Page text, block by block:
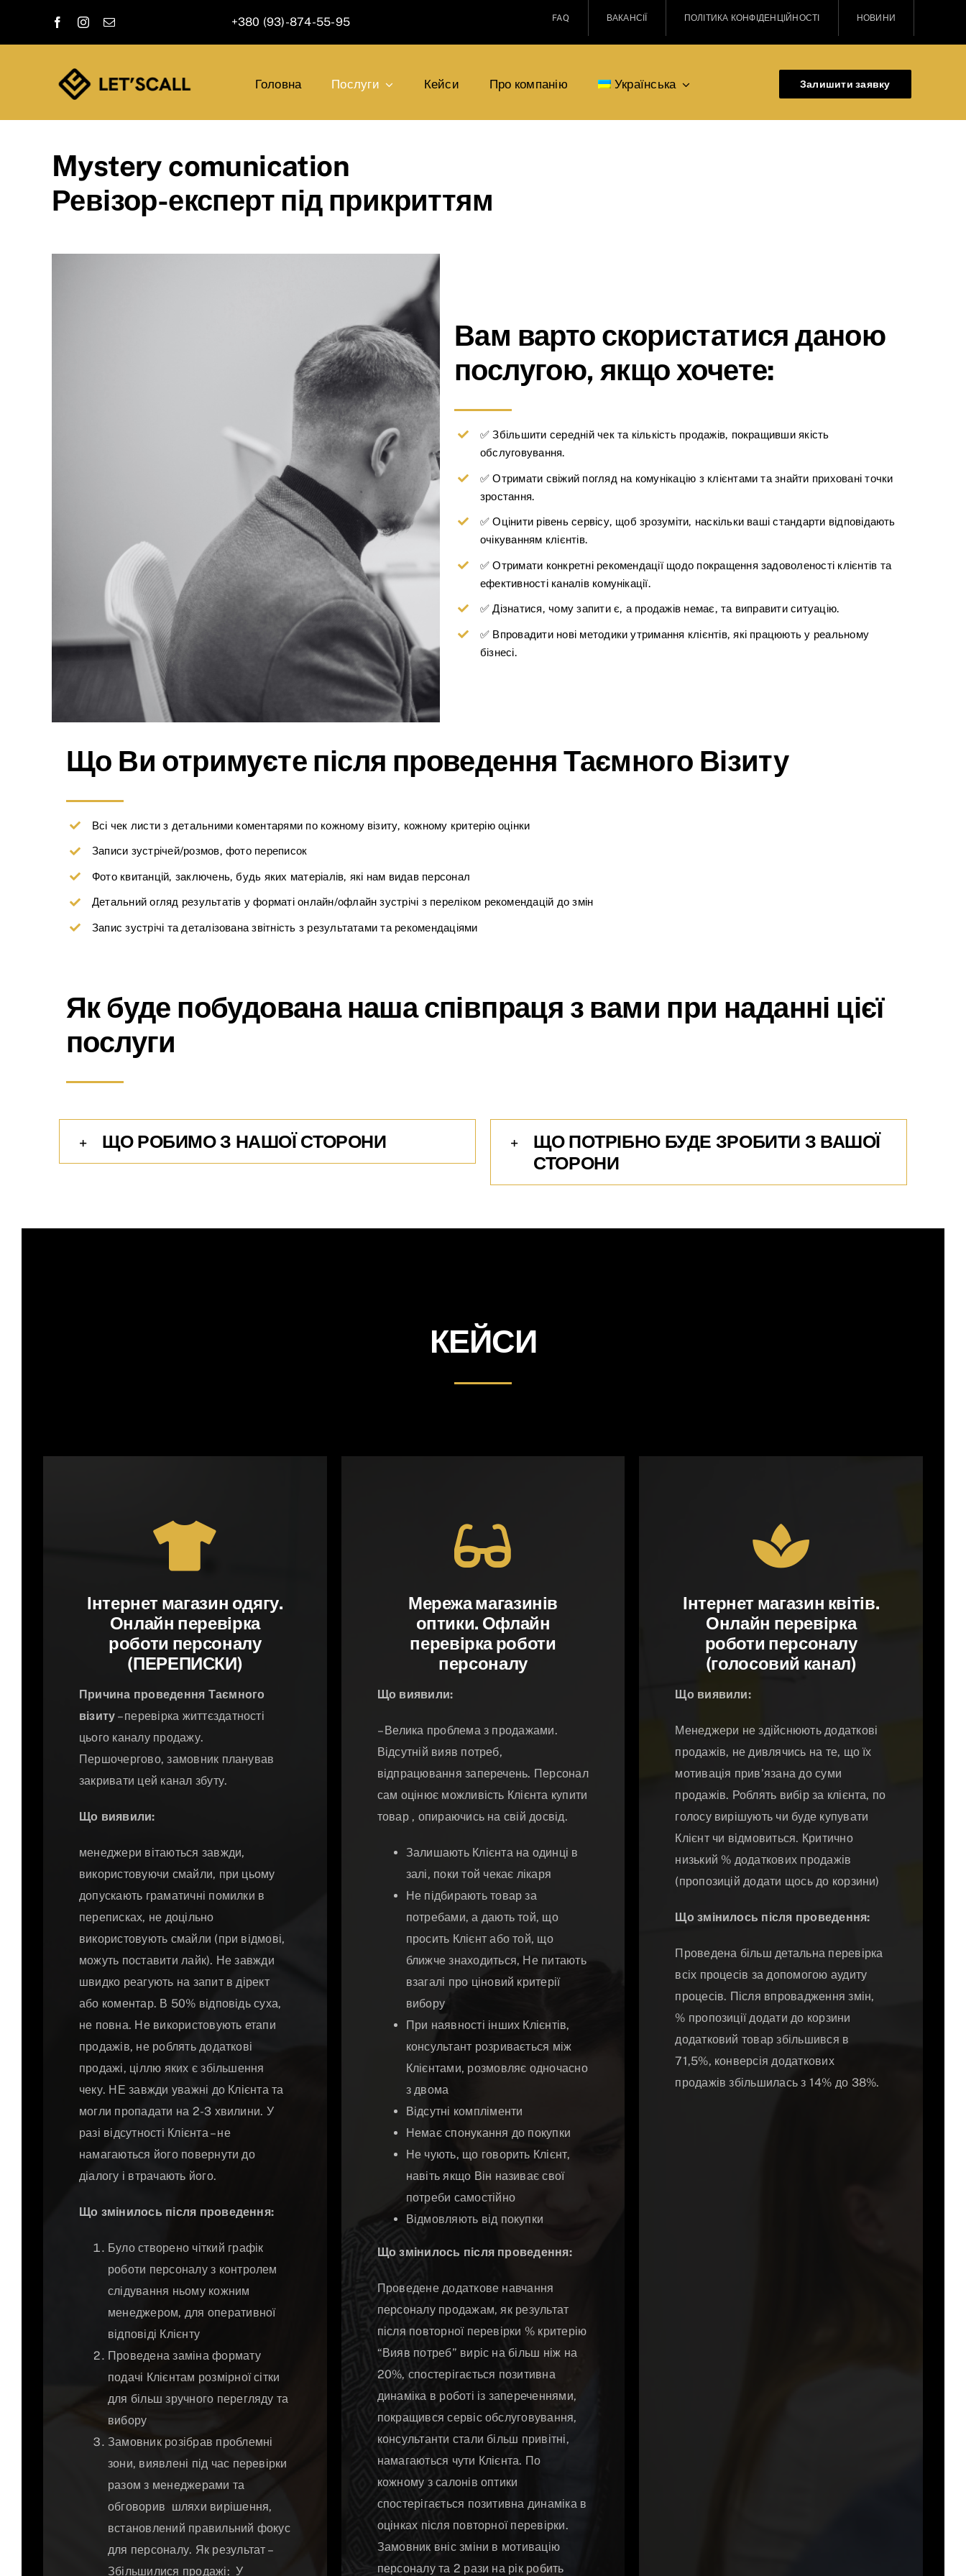
+380 (93)-874-55-95 FAQ ВАКАНСІЇ ПОЛІТИКА КОНФІДЕНЦІЙНОСТІ НОВИНИ
Головна Послуги Кейси Про компанію Українська Залишити заявку
Mystery comunication
Ревізор-експерт під прикриттям
Вам варто скористатися даною
послугою, якщо хочете:
✅ Збільшити середній чек та кількість продажів, покращивши якість
обслуговування.
✅ Отримати свіжий погляд на комунікацію з клієнтами та знайти приховані точки
зростання.
✅ Оцінити рівень сервісу, щоб зрозуміти, наскільки ваші стандарти відповідають
очікуванням клієнтів.
✅ Отримати конкретні рекомендації щодо покращення задоволеності клієнтів та
ефективності каналів комунікації.
✅ Дізнатися, чому запити є, а продажів немає, та виправити ситуацію.
✅ Впровадити нові методики утримання клієнтів, які працюють у реальному
бізнесі.
Що Ви отримуєте після проведення Таємного Візиту
Всі чек листи з детальними коментарями по кожному візиту, кожному критерію оцінки
Записи зустрічей/розмов, фото переписок
Фото квитанцій, заключень, будь яких матеріалів, які нам видав персонал
Детальний огляд результатів у форматі онлайн/офлайн зустрічі з переліком рекомендацій до змін
Запис зустрічі та деталізована звітність з результатами та рекомендаціями
Як буде побудована наша співпраця з вами при наданні цієї
послуги
ЩО РОБИМО З НАШОЇ СТОРОНИ
ЩО ПОТРІБНО БУДЕ ЗРОБИТИ З ВАШОЇ
СТОРОНИ
КЕЙСИ
Інтернет магазин одягу.
Онлайн перевірка
роботи персоналу
(ПЕРЕПИСКИ)
Причина проведення Таємного
візиту – перевірка життєздатності
цього каналу продажу.
Першочергово, замовник планував
закривати цей канал збуту.
Що виявили:
менеджери вітаються завжди,
використовуючи смайли, при цьому
допускають граматичні помилки в
переписках, не доцільно
використовують смайли (при відмові,
можуть поставити лайк). Не завжди
швидко реагують на запит в дірект
або коментар. В 50% відповідь суха,
не повна. Не використовують етапи
продажів, не роблять додаткові
продажі, ціллю яких є збільшення
чеку. НЕ завжди уважні до Клієнта та
могли пропадати на 2-3 хвилини. У
разі відсутності Клієнта – не
намагаються його повернути до
діалогу і втрачають його.
Що змінилось після проведення:
Було створено чіткий графік
роботи персоналу з контролем
слідування ньому кожним
менеджером, для оперативної
відповіді Клієнту
Проведена заміна формату
подачі Клієнтам розмірної сітки
для більш зручного перегляду та
вибору
Замовник розібрав проблемні
зони, виявлені під час перевірки
разом з менеджерами та
обговорив шляхи вирішення,
встановлений правильний фокус
для персоналу. Як результат –
Збільшилися продажі: У
Мережа магазинів
оптики. Офлайн
перевірка роботи
персоналу
Що виявили:
– Велика проблема з продажами.
Відсутній вияв потреб,
відпрацювання заперечень. Персонал
сам оцінює можливість Клієнта купити
товар , опираючись на свій досвід.
Залишають Клієнта на одинці в
залі, поки той чекає лікаря
Не підбирають товар за
потребами, а дають той, що
просить Клієнт або той, що
ближче знаходиться, Не питають
взагалі про ціновий критерії
вибору
При наявності інших Клієнтів,
консультант розривається між
Клієнтами, розмовляє одночасно
з двома
Відсутні компліменти
Немає спонукання до покупки
Не чують, що говорить Клієнт,
навіть якщо Він називає свої
потреби самостійно
Відмовляють від покупки
Що змінилось після проведення:
Проведене додаткове навчання
персоналу продажам, як результат
після повторної перевірки % критерію
“Вияв потреб” виріс на більш ніж на
20%, спостерігається позитивна
динаміка в роботі із запереченнями,
покращився сервіс обслуговування,
консультанти стали більш привітні,
намагаються чути Клієнта. По
кожному з салонів оптики
спостерігається позитивна динаміка в
оцінках після повторної перевірки.
Замовник вніс зміни в мотивацію
персоналу та 2 рази на рік робить
Інтернет магазин квітів.
Онлайн перевірка
роботи персоналу
(голосовий канал)
Що виявили:
Менеджери не здійснюють додаткові
продажів, не дивлячись на те, що їх
мотивація прив’язана до суми
продажів. Роблять вибір за клієнта, по
голосу вирішують чи буде купувати
Клієнт чи відмовиться. Критично
низький % додаткових продажів
(пропозицій додати щось до корзини)
Що змінилось після проведення:
Проведена більш детальна перевірка
всіх процесів за допомогою аудиту
процесів. Після впровадження змін,
% пропозиції додати до корзини
додатковий товар збільшився в
71,5%, конверсія додаткових
продажів збільшилась з 14% до 38%.